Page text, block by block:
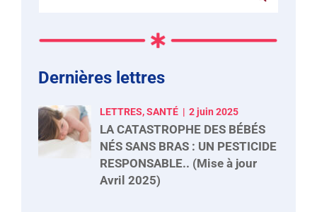
Dernières lettres
LETTRES, SANTÉ 2 juin 2025
LA CATASTROPHE DES BÉBÉS
NÉS SANS BRAS : UN PESTICIDE
RESPONSABLE.. (Mise à jour
Avril 2025)